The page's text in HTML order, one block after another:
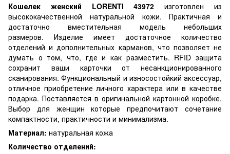
Кошелек женский LORENTI 43972изготовлен из
высококачественной натуральной кожи. Практичная и
достаточно вместительная модель небольших
размеров. Изделие имеет достаточное количество
отделений и дополнительных карманов, что позволяет не
думать о том, что, где и как разместить. RFID защита
сохранит ваши карточки от несанкционированного
сканирования. Функциональный и износостойкий аксессуар,
отличное приобретение личного характера или в качестве
подарка. Поставляется в оригинальной картонной коробке.
Выбор для женщин которые предпочитают сочетание
компактности, практичности и минимализма.
Материал: натуральная кожа
Количество отделений: